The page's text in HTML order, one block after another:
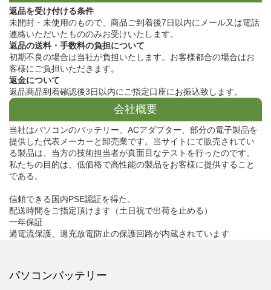
返品を受け付ける条件
未開封・未使用のもので、商品ご到着後7日以内にメール又は電話
連絡いただいたもののみお受けいたします。
返品の送料・手数料の負担について
初期不良の場合は当社が負担いたします。お客様都合の場合はお
客様にご負担いただきます。
返金について
返品商品到着確認後3日以内にご指定口座にお振込致します。
会社概要
当社はパソコンのバッテリー、ACアダプター、部分の電子製品を
提供した代表メーカーと卸売業です。当サイトにて販売されてい
る製品は、当方の技術担当者が真面目なテストを行ったのです。
私たちの目的は、低価格で高性能の製品をお客様に提供すること
である。
信頼できる国内PSE認証を得た。
配送時間をご指定頂けます（土日祝で出荷を止める）
一年保証
過電流保護、過充放電防止の保護回路が内蔵されています
パソコンバッテリー